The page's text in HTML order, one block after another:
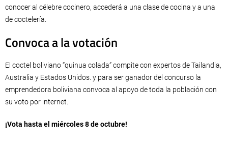
conocer al célebre cocinero, accederá a una clase de cocina y a una
de coctelería.
Convoca a la votación
El coctel boliviano “quinua colada” compite con expertos de Tailandia,
Australia y Estados Unidos. y para ser ganador del concurso la
emprendedora boliviana convoca al apoyo de toda la población con
su voto por internet.
¡Vota hasta el miércoles 8 de octubre!